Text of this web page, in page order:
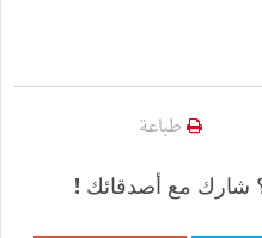
طباعة
شارك مع أصدقائك !